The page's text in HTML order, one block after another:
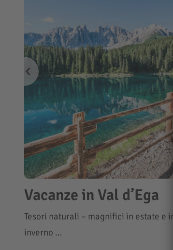
Vacanze in Val d’Ega
Tesori naturali – magnifici in estate e
inverno …